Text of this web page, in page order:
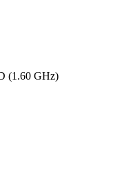
(1.60 GHz)